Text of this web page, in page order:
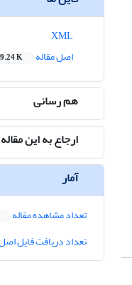
اصل مقاله
K
هم رسانی
ارجاع به این مقاله
آمار
تعداد مشاهده مقاله
تعداد دریافت فایل